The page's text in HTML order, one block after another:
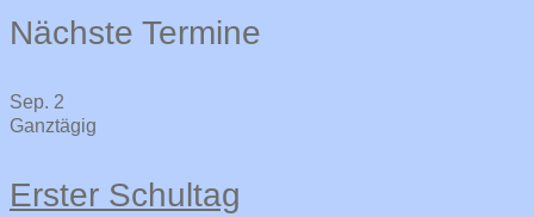
Nächste Termine
Sep. 2
Ganztägig
Erster Schultag